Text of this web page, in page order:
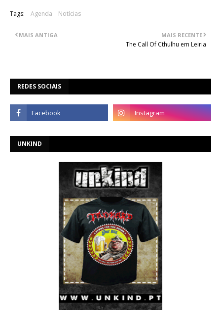
Tags: Agenda Notícias
MAIS RECENTE
The Call Of Cthulhu em Leiria
MAIS ANTIGA
REDES SOCIAIS
UNKIND